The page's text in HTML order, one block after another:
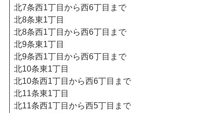
北7条西1丁目から西6丁目まで
北8条東1丁目
北8条西1丁目から西6丁目まで
北9条東1丁目
北9条西1丁目から西6丁目まで
北10条東1丁目
北10条西1丁目から西6丁目まで
北11条東1丁目
北11条西1丁目から西5丁目まで